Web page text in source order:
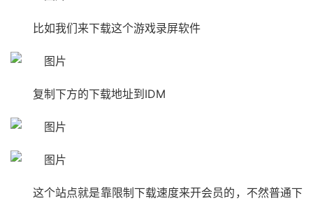
比如我们来下载这个游戏录屏软件
复制下方的下载地址到IDM
这个站点就是靠限制下载速度来开会员的，不然普通下